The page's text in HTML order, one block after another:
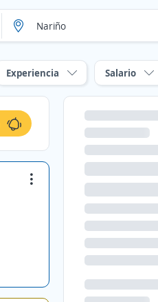
Experiencia Salario